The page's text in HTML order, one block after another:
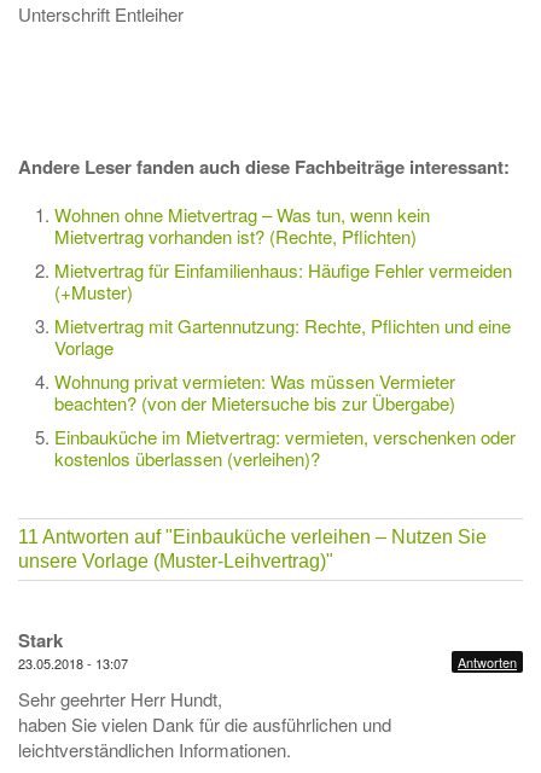
Unterschrift Entleiher
Andere Leser fanden auch diese Fachbeiträge interessant:
Wohnen ohne Mietvertrag – Was tun, wenn kein
Mietvertrag vorhanden ist? (Rechte, Pflichten)
Mietvertrag für Einfamilienhaus: Häufige Fehler vermeiden
(+Muster)
Mietvertrag mit Gartennutzung: Rechte, Pflichten und eine
Vorlage
Wohnung privat vermieten: Was müssen Vermieter
beachten? (von der Mietersuche bis zur Übergabe)
Einbauküche im Mietvertrag: vermieten, verschenken oder
kostenlos überlassen (verleihen)?
11 Antworten auf"Einbauküche verleihen – Nutzen Sie
unsere Vorlage (Muster-Leihvertrag)"
Stark
23.05.2018 - 13:07 Antworten
Sehr geehrter Herr Hundt,
haben Sie vielen Dank für die ausführlichen und
leichtverständlichen Informationen.